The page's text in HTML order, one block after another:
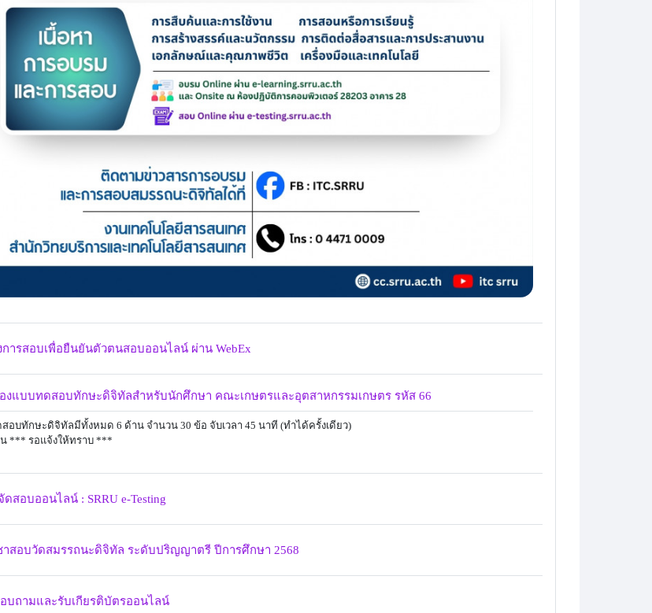
การสอบเพื่อยืนยันตัวตนสอบออนไลน์ ผ่าน WebEx
งแบบทดสอบทักษะดิจิทัลสำหรับนักศึกษา คณะเกษตรและอุตสาหกรรมเกษตร รหัส 66
อบทักษะดิจิทัลมีทั้งหมด 6 ด้าน จำนวน 30 ข้อ จับเวลา 45 นาที (ทำได้ครั้งเดียว)
*** รอแจ้งให้ทราบ ***
ดสอบออนไลน์ : SRRU e-Testing
าสอบวัดสมรรถนะดิจิทัล ระดับปริญญาตรี ปีการศึกษา 2568
บถามและรับเกียรติบัตรออนไลน์URL